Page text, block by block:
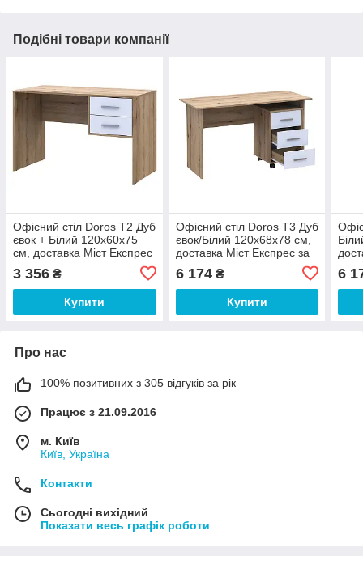
Подібні товари компанії
Офісний стіл Doros Т2 Дуб
євок + Білий 120х60х75
см, доставка Міст Експрес
грн
3 356 ₴
Купити
Офісний стіл Doros Т3 Дуб
євок/Білий 120х68х78 см,
доставка Міст Експрес за
Вашою адресою 500 грн
6 174₴
Купити
6
Про нас
100% позитивних з 305 відгуків за рік
Працює з 21.09.2016
м. Київ
Київ, Україна
Контакти
Сьогодні вихідний
Показати весь графік роботи